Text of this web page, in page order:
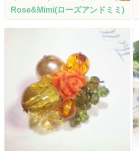
Rose&Mimi(ローズアンドミミ)